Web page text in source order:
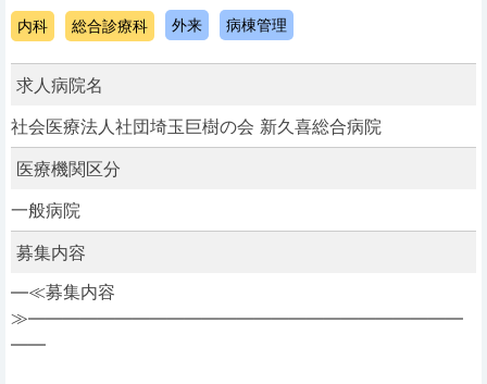
内科 総合診療科 外来 病棟管理
求人病院名
社会医療法人社団埼玉巨樹の会 新久喜総合病院
医療機関区分
一般病院
募集内容
―≪募集内容
≫―――――――――――――――――――――――――
――